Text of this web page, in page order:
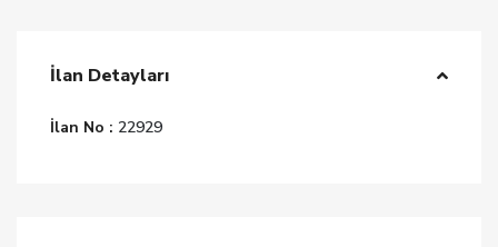
İlan Detayları
İlan No : 22929